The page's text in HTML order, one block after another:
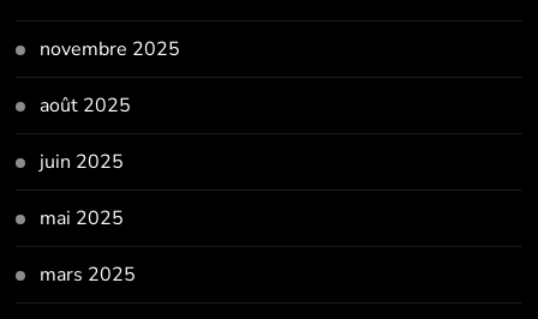
novembre 2025
août 2025
juin 2025
mai 2025
mars 2025